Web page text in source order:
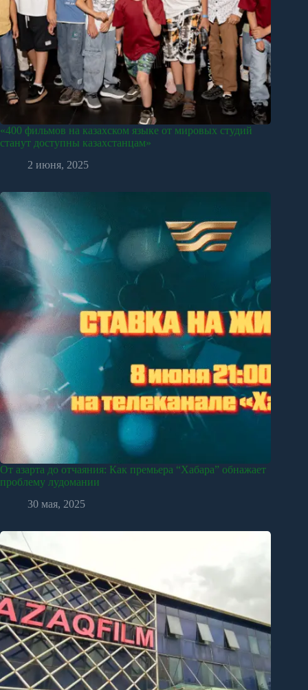
«400 фильмов на казахском языке от мировых студий
станут доступны казахстанцам»
2 июня, 2025
От азарта до отчаяния: Как премьера “Хабара” обнажает
проблему лудомании
30 мая, 2025